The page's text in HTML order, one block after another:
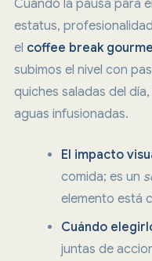
Cuando la pausa para
estatus,
el coffee break
subimos el nivel con
quiches saladas del
aguas infusionadas.
El impacto
comida; es un
elemento está
Cuándo
juntas de